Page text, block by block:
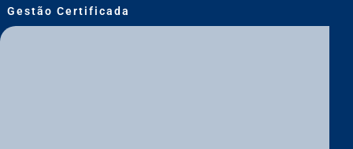
Gestão Certificada